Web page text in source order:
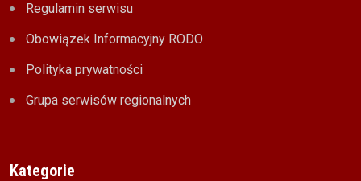
Regulamin serwisu
Obowiązek Informacyjny RODO
Polityka prywatności
Grupa serwisów regionalnych
Kategorie